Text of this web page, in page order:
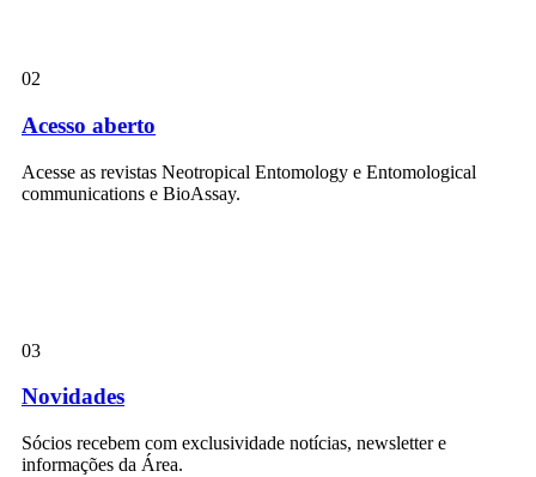
02
Acesso aberto
Acesse as revistas Neotropical Entomology e Entomological
communications e BioAssay.
03
Novidades
Sócios recebem com exclusividade notícias, newsletter e
informações da Área.